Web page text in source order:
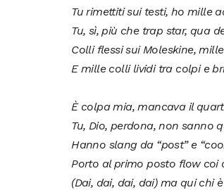
Tu rimettiti sui testi, ho mille
Tu, sì, più che trap star, qua
Colli flessi sui Moleskine,
E mille colli lividi tra colpi e
È colpa mia, mancava il
Tu, Dio, perdona, non sanno
Hanno slang da “post” e
Porto al primo posto flow coi
(Dai, dai, dai, dai) ma qui chi